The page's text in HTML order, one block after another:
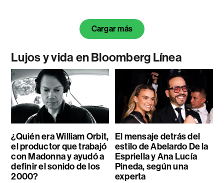
Cargar más
Lujos y vida en Bloomberg Línea
¿Quién era William Orbit,
el productor que trabajó
con Madonna y ayudó a
definir el sonido de los
2000?
El mensaje detrás del
estilo de Abelardo De la
Espriella y Ana Lucía
Pineda, según una
experta